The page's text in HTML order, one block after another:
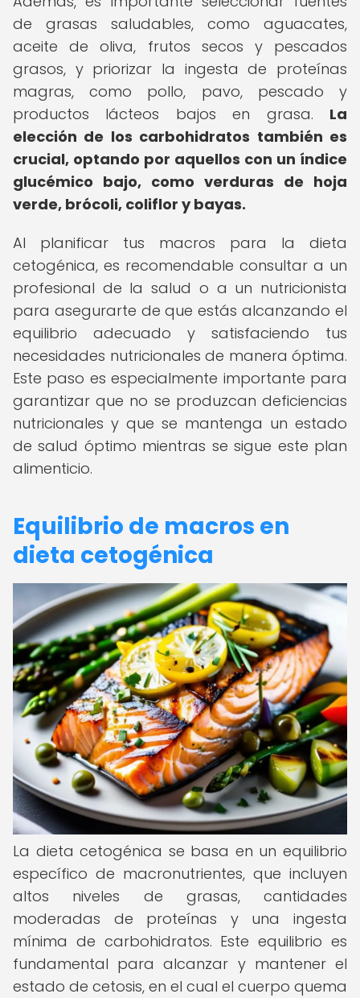
de grasas saludables, como aguacates,
aceite de oliva, frutos secos y pescados
grasos, y priorizar la ingesta de proteínas
magras, como pollo, pavo, pescado y
productos lácteos bajos en grasa. La
elección de los carbohidratos también es
crucial, optando por aquellos con un índice
glucémico bajo, como verduras de hoja
verde, brócoli, coliflor y bayas.
Al planificar tus macros para la dieta
cetogénica, es recomendable consultar a un
profesional de la salud o a un nutricionista
para asegurarte de que estás alcanzando el
equilibrio adecuado y satisfaciendo tus
necesidades nutricionales de manera óptima.
Este paso es especialmente importante para
garantizar que no se produzcan deficiencias
nutricionales y que se mantenga un estado
de salud óptimo mientras se sigue este plan
alimenticio.
Equilibrio de macros en
dieta cetogénica
La dieta cetogénica se basa en un equilibrio
específico de macronutrientes, que incluyen
altos niveles de grasas, cantidades
moderadas de proteínas y una ingesta
mínima de carbohidratos. Este equilibrio es
fundamental para alcanzar y mantener el
estado de cetosis, en el cual el cuerpo quema